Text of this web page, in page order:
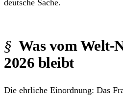
deutsche Sache.
Was vom Welt-
2026 bleibt
Die ehrliche Einordnung: Das